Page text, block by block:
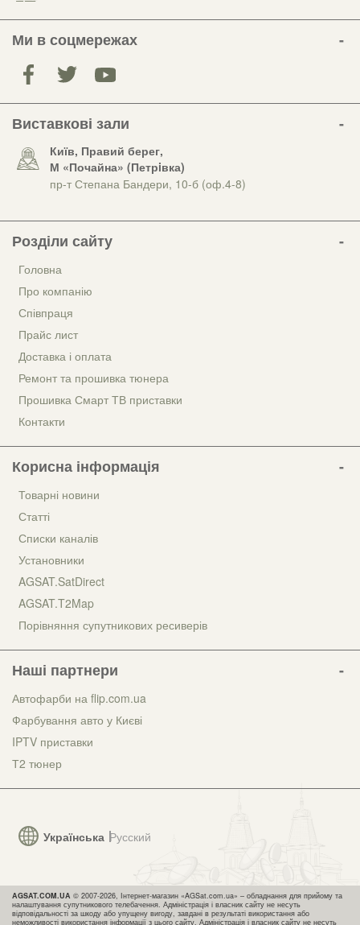
Ми в соцмережах
Виставкові зали
Київ, Правий берег,
М «Почайна» (Петрiвка)
пр-т Степана Бандери, 10-б (оф.4-8)
Українська Русский
Розділи сайту
Головна
Про компанію
Співпраця
Прайс лист
Доставка і оплата
Ремонт та прошивка тюнера
Прошивка Смарт ТВ приставки
Контакти
Корисна інформація
Товарні новини
Статті
Списки каналів
Установники
AGSAT.SatDirect
AGSAT.T2Map
Порівняння супутникових ресиверів
Наші партнери
Автофарби на flip.com.ua
Фарбування авто у Києві
IPTV приставки
Т2 тюнер
AGSAT.COM.UA © 2007-2026, Інтернет-магазин «AGSat.com.ua» – обладнання для прийому та
налаштування супутникового телебачення. Адміністрація і власник сайту не несуть
відповідальності за шкоду або упущену вигоду, завдані в результаті використання або
неможливості використання інформації з цього сайту. Адміністрація і власник сайту не несуть